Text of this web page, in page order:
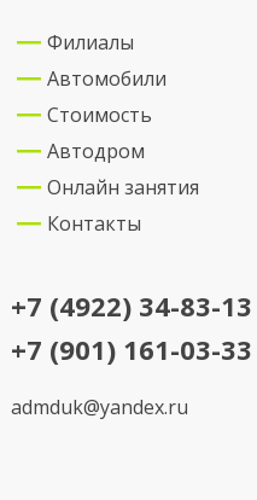
Филиалы
Автомобили
Стоимость
Автодром
Онлайн занятия
Контакты
+7 (4922) 34-83-13
+7 (901) 161-03-33
admduk@yandex.ru